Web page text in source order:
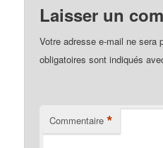
Laisser un
Votre adresse e-mail ne sera
obligatoires sont indiqués
Commentaire *